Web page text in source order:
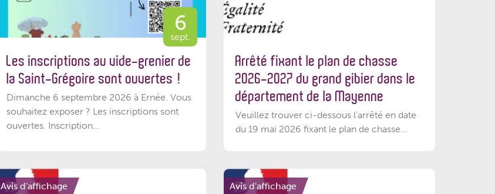
6
sept.
Les inscriptions au vide-grenier de
la Saint-Grégoire sont ouvertes !
Dimanche 6 septembre 2026 à Ernée. Vous
souhaitez exposer ? Les inscriptions sont
ouvertes. Inscription...
Arrêté fixant le plan de chasse
2026-2027 du grand gibier dans le
département de la Mayenne
Veuillez trouver ci-dessous l’arrêté en date
du 19 mai 2026 fixant le plan de chasse...
Avis d'affichage Avis d'affichage